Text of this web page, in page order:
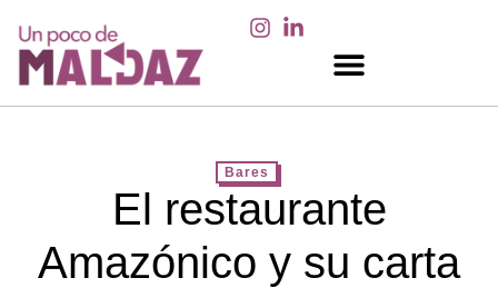
Bares
El restaurante
Amazónico y su carta